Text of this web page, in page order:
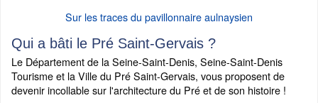
Sur les traces du pavillonnaire aulnaysien
Qui a bâti le Pré Saint-Gervais ?
Le Département de la Seine-Saint-Denis, Seine-Saint-Denis
Tourisme et la Ville du Pré Saint-Gervais, vous proposent de
devenir incollable sur l'architecture du Pré et de son histoire !